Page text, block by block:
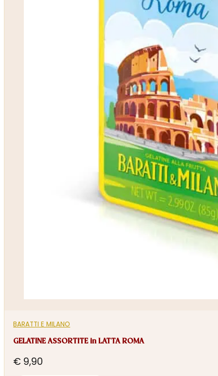
BARATTI E MILANO
GELATINE ASSORTITE in LATTA ROMA
€ 9,90